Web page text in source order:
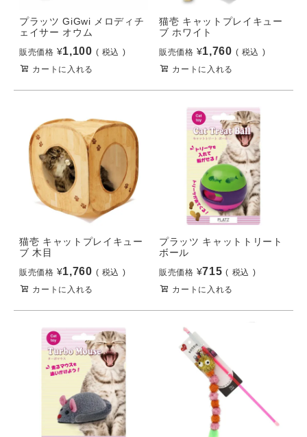
プラッツ GiGwi メロディチ
ェイサー オウム
販売価格 ¥1,100
税込
カートに入れる
猫壱 キャットプレイキュー
ブ ホワイト
販売価格 ¥1,760
税込
カートに入れる
猫壱 キャットプレイキュー
ブ 木目
販売価格 ¥1,760
税込
カートに入れる
プラッツ キャットトリート
ボール
販売価格 ¥715
税込
カートに入れる